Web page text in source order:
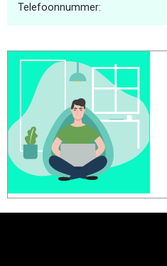
Telefoonnummer: